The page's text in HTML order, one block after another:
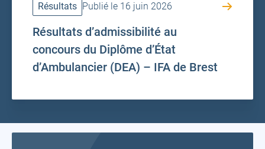
Résultats Publié le 16 juin 2026
Résultats d’admissibilité au
concours du Diplôme d’État
d’Ambulancier (DEA) – IFA de Brest